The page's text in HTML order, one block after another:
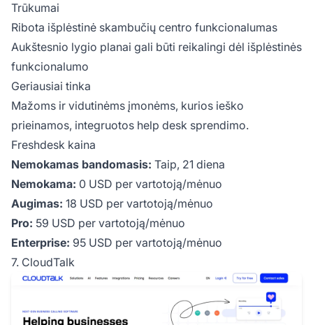
Trūkumai
Ribota išplėstinė skambučių centro funkcionalumas
Aukštesnio lygio planai gali būti reikalingi dėl išplėstinės
funkcionalumo
Geriausiai tinka
Mažoms ir vidutinėms įmonėms, kurios ieško
prieinamos, integruotos help desk sprendimo.
Freshdesk kaina
Nemokamas bandomasis: Taip, 21 diena
Nemokama: 0 USD per vartotoją/mėnuo
Augimas: 18 USD per vartotoją/mėnuo
Pro: 59 USD per vartotoją/mėnuo
Enterprise: 95 USD per vartotoją/mėnuo
7. CloudTalk